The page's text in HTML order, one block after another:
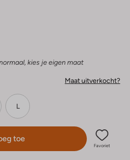
kies je eigen maat
Maat uitverkocht?
L
toe
Favoriet